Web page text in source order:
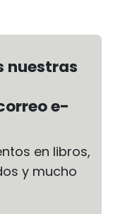
nuestras
e-
en libros,
y mucho